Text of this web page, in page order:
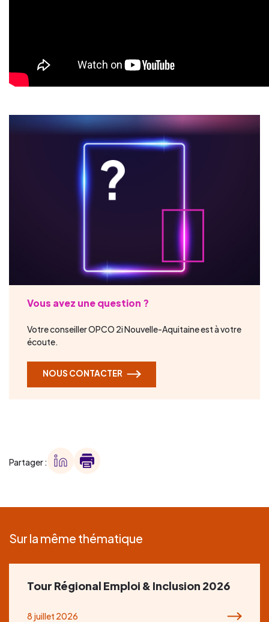
Vous avez une question ?
Votre conseiller OPCO 2i Nouvelle-Aquitaine est à votre
écoute.
NOUS CONTACTER
Partager :
Sur la même thématique
Tour Régional Emploi & Inclusion 2026
8 juillet 2026